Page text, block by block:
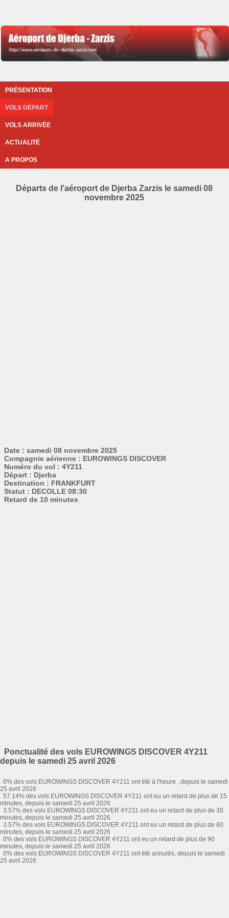
PRÉSENTATION
VOLS DÉPART
VOLS ARRIVÉE
ACTUALITÉ
A PROPOS
Départs de l'aéroport de Djerba Zarzis le samedi 08
novembre 2025
Date : samedi 08 novembre 2025
Compagnie aérienne : EUROWINGS DISCOVER
Numéro du vol : 4Y211
Départ : Djerba
Destination : FRANKFURT
Statut : DECOLLE 08:30
Retard de 10 minutes
Ponctualité des vols EUROWINGS DISCOVER 4Y211
depuis le samedi 25 avril 2026
0% des vols EUROWINGS DISCOVER 4Y211 ont été à l'heure , depuis le samedi
25 avril 2026
57.14% des vols EUROWINGS DISCOVER 4Y211 ont eu un retard de plus de 15
minutes, depuis le samedi 25 avril 2026
3.57% des vols EUROWINGS DISCOVER 4Y211 ont eu un retard de plus de 30
minutes, depuis le samedi 25 avril 2026
3.57% des vols EUROWINGS DISCOVER 4Y211 ont eu un retard de plus de 60
minutes, depuis le samedi 25 avril 2026
0% des vols EUROWINGS DISCOVER 4Y211 ont eu un retard de plus de 90
minutes, depuis le samedi 25 avril 2026
0% des vols EUROWINGS DISCOVER 4Y211 ont été annulés, depuis le samedi
25 avril 2026